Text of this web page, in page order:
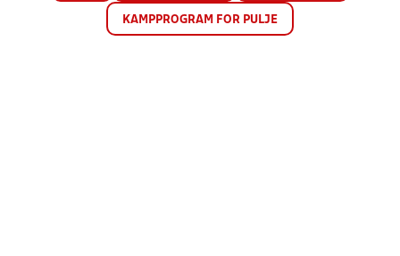
KAMPPROGRAM FOR PULJE